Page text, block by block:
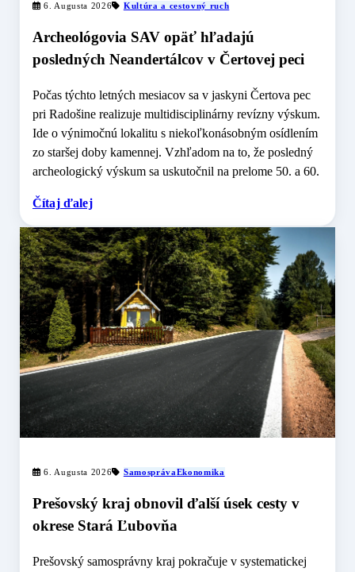
6. Augusta 2026 Kultúra a cestovný ruch
Archeológovia SAV opäť hľadajú
posledných Neandertálcov v Čertovej peci
Počas týchto letných mesiacov sa v jaskyni Čertova pec
pri Radošine realizuje multidisciplinárny revízny výskum.
Ide o výnimočnú lokalitu s niekoľkonásobným osídlením
zo staršej doby kamennej. Vzhľadom na to, že posledný
archeologický výskum sa uskutočnil na prelome 50. a 60.
Čítaj ďalej
6. Augusta 2026 SamosprávaEkonomika
Prešovský kraj obnovil ďalší úsek cesty v
okrese Stará Ľubovňa
Prešovský samosprávny kraj pokračuje v systematickej